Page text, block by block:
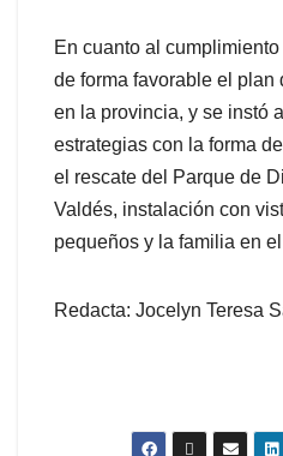
En cuanto al
de forma favorable el plan
en la provincia, y se instó
estrategias con la forma
el rescate del Parque de
Valdés, instalación con
pequeños y la familia en
Redacta: Jocelyn Teresa